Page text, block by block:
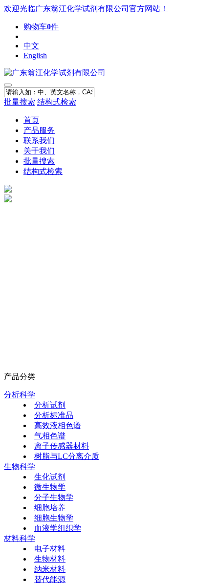
欢迎光临广东翁江化学试剂有限公司官方网站！
购物车0件
中文
English
批量搜索 结构式检索
首页
产品服务
联系我们
关于我们
批量搜索
结构式检索
产品分类
分析科学
分析试剂
分析标准品
高效液相色谱
气相色谱
离子传感器材料
树脂与LC分离介质
生物科学
生化试剂
微生物学
分子生物学
细胞培养
细胞生物学
血液学组织学
材料科学
电子材料
生物材料
纳米材料
替代能源